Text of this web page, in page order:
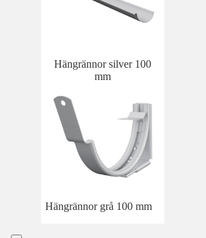
Hängrännor silver 100
mm
Hängrännor grå 100 mm